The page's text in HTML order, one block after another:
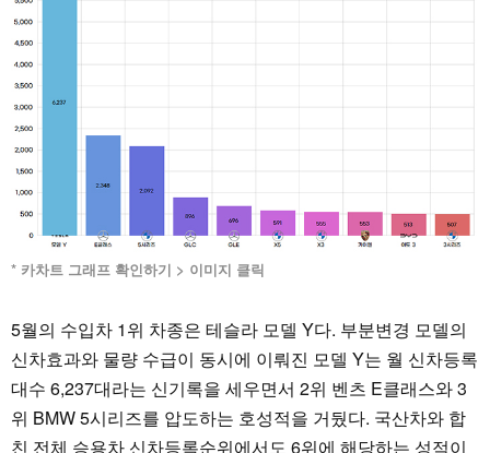
* 카차트 그래프 확인하기 > 이미지 클릭
5월의 수입차 1위 차종은 테슬라 모델 Y다. 부분변경 모델의
신차효과와 물량 수급이 동시에 이뤄진 모델 Y는 월 신차등록
대수 6,237대라는 신기록을 세우면서 2위 벤츠 E클래스와 3
위 BMW 5시리즈를 압도하는 호성적을 거뒀다. 국산차와 합
친 전체 승용차 신차등록순위에서도 6위에 해당하는 성적이